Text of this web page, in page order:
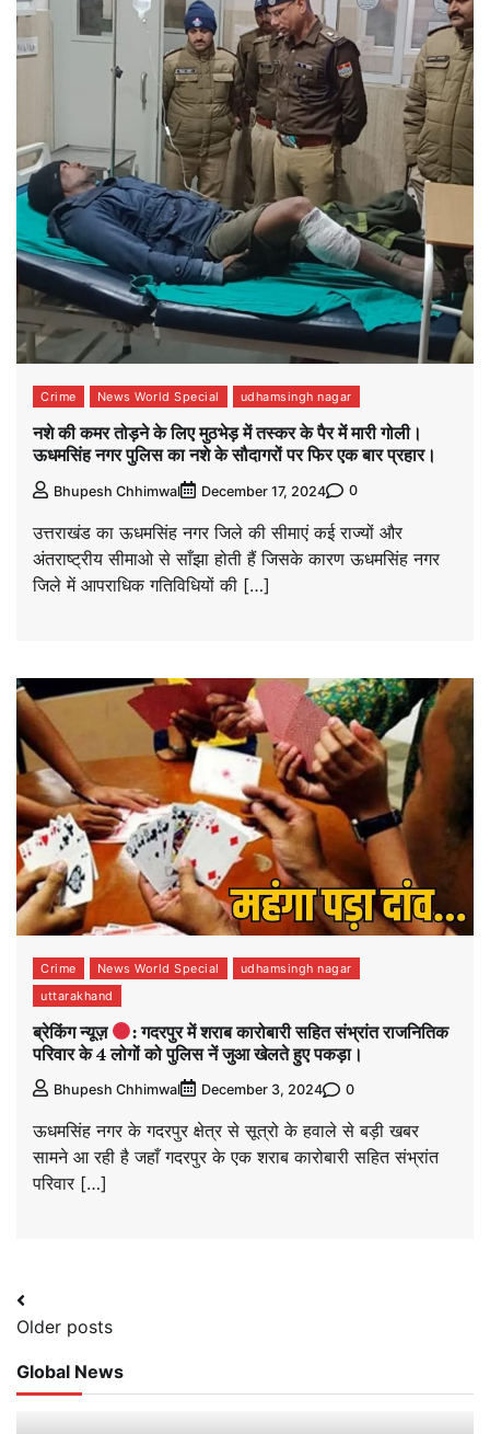
Crime News World Special udhamsingh nagar
नशे की कमर तोड़ने के लिए मुठभेड़ में तस्कर के पैर में मारी गोली।
ऊधमसिंह नगर पुलिस का नशे के सौदागरों पर फिर एक बार प्रहार।
Bhupesh Chhimwal December 17, 2024 0
उत्तराखंड का ऊधमसिंह नगर जिले की सीमाएं कई राज्यों और
अंतराष्ट्रीय सीमाओ से साँझा होती हैं जिसके कारण ऊधमसिंह नगर
जिले में आपराधिक गतिविधियों की […]
Crime News World Special
udhamsingh nagar
uttarakhand
ब्रेकिंग न्यूज़
: गदरपुर में शराब कारोबारी सहित संभ्रांत राजनितिक
परिवार के 4 लोगों को पुलिस नें जुआ खेलते हुए पकड़ा।
Bhupesh Chhimwal December 3, 2024 0
ऊधमसिंह नगर के गदरपुर क्षेत्र से सूत्रो के हवाले से बड़ी खबर
सामने आ रही है जहाँ गदरपुर के एक शराब कारोबारी सहित संभ्रांत
परिवार […]
Posts
navigation
Older posts
Global News